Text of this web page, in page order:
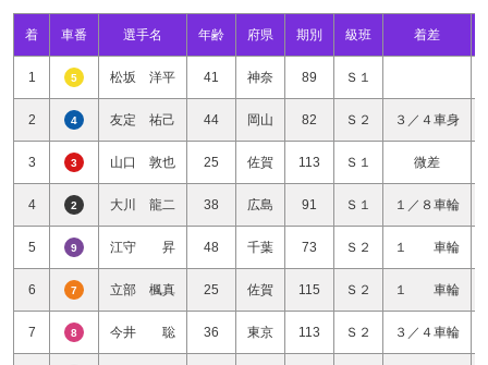
着 車番 選手名 年齢 府県 期別 級班 着差
1 5 松坂 洋平 41 神奈 89 Ｓ１
2 4 友定 祐己 44 岡山 82 Ｓ２ ３／４車身
3 3 山口 敦也 25 佐賀 113 Ｓ１ 微差
4 2 大川 龍二 38 広島 91 Ｓ１ １／８車輪
5 9 江守 昇 48 千葉 73 Ｓ２ １ 車輪
6 7 立部 楓真 25 佐賀 115 Ｓ２ １ 車輪
7 8 今井 聡 36 東京 113 Ｓ２ ３／４車輪